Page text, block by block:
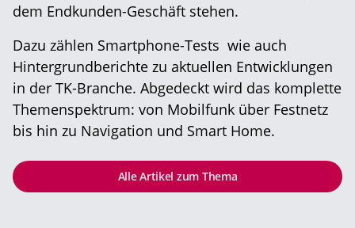
dem Endkunden-Geschäft stehen.
Dazu zählen Smartphone-Tests wie auch
Hintergrundberichte zu aktuellen Entwicklungen
in der TK-Branche. Abgedeckt wird das komplette
Themenspektrum: von Mobilfunk über Festnetz
bis hin zu Navigation und Smart Home.
Alle Artikel zum Thema